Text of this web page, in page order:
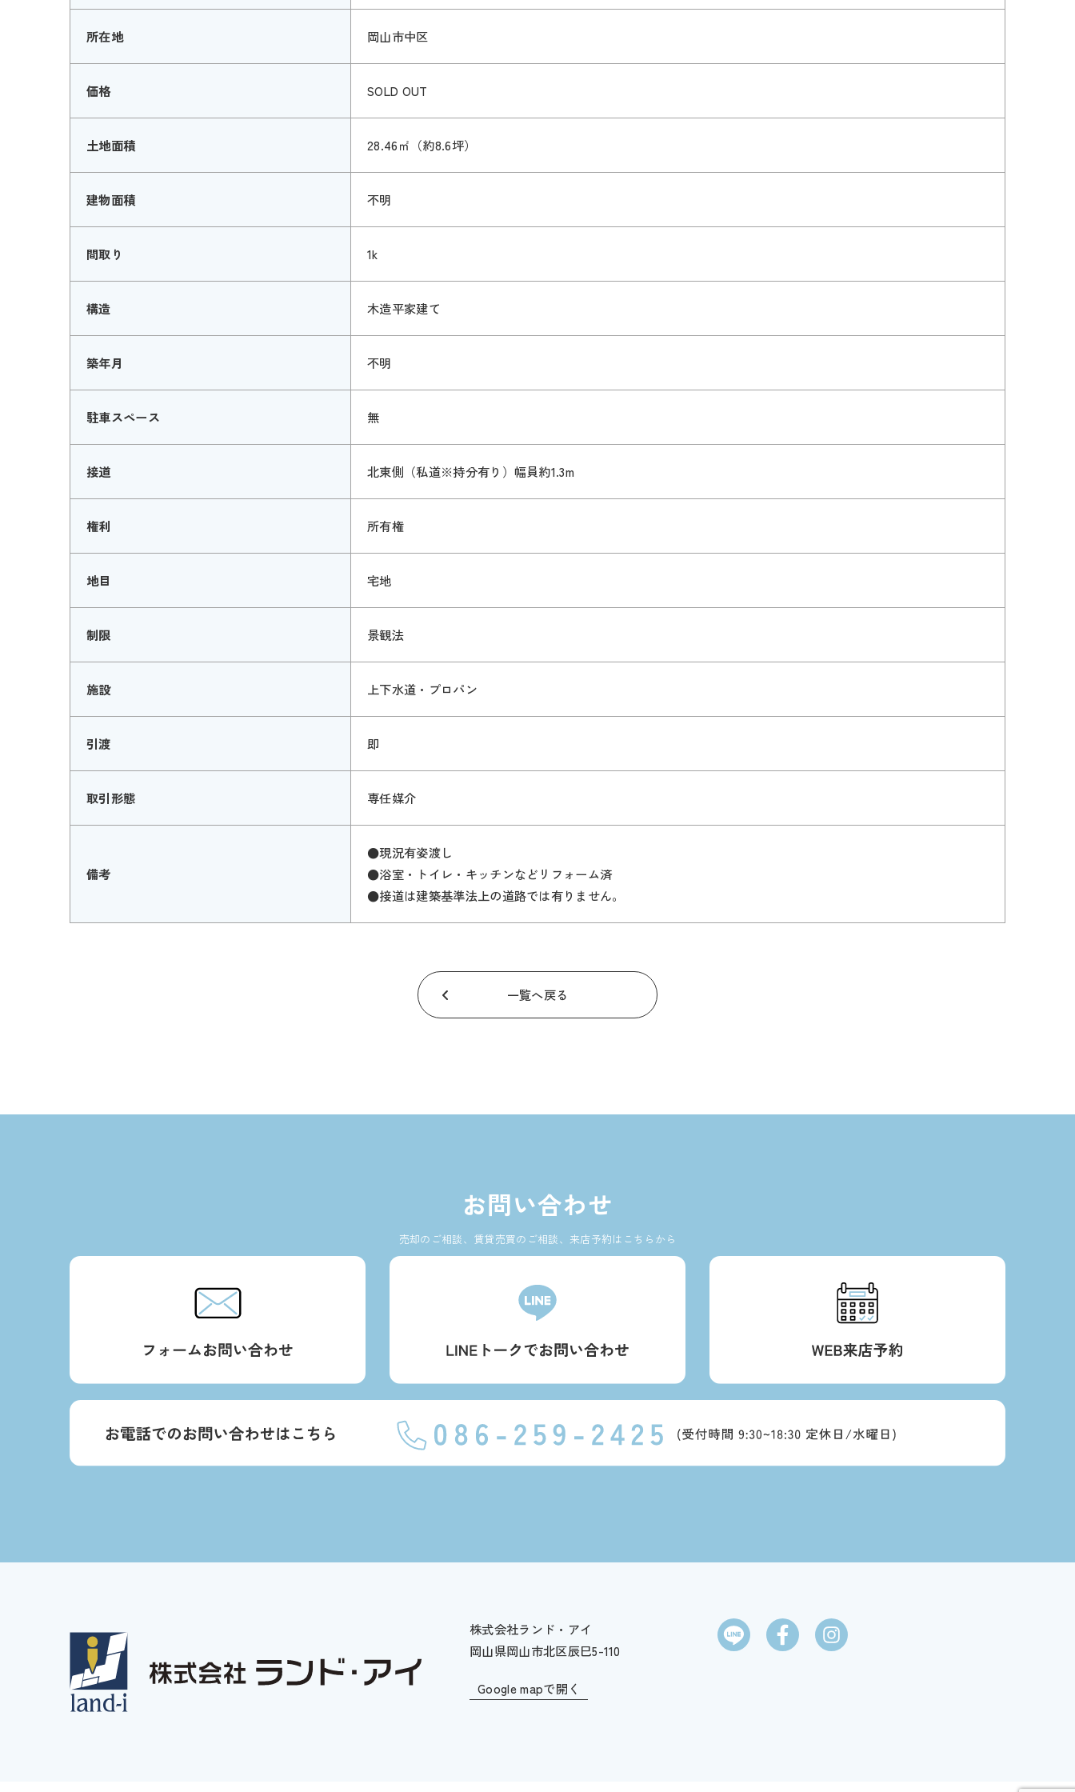
所在地 岡山市中区
価格 SOLD OUT
土地面積 28.46㎡（約8.6坪）
建物面積 不明
間取り 1k
構造 木造平家建て
築年月 不明
駐車スペース 無
接道 北東側（私道※持分有り）幅員約1.3m
権利 所有権
地目 宅地
制限 景観法
施設 上下水道・プロパン
引渡 即
取引形態 専任媒介
備考
●現況有姿渡し
●浴室・トイレ・キッチンなどリフォーム済
●接道は建築基準法上の道路では有りません。
一覧へ戻る
お問い合わせ
売却のご相談、賃貸売買のご相談、来店予約はこちらから
株式会社ランド・アイ
岡山県岡山市北区辰巳5-110
Google mapで開く